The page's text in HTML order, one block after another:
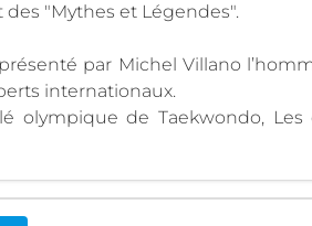
"Mythes et Légendes".
par Michel Villano
internationaux.
olympique de Taekwondo,